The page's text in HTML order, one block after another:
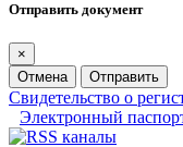
Отправить документ
×
Отмена
Отправить
Свидетельство о
Электронный